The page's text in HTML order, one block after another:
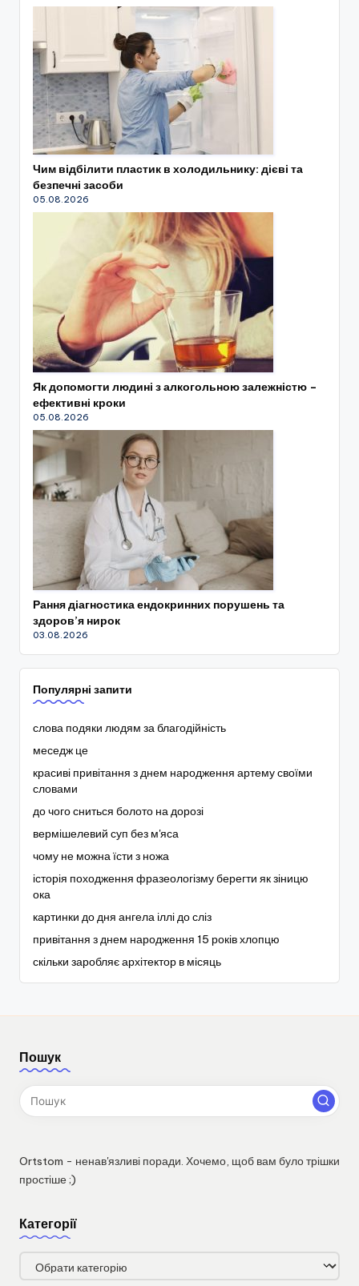
Чим відбілити пластик в холодильнику: дієві та
безпечні засоби
05.08.2026
Як допомогти людині з алкогольною залежністю –
ефективні кроки
05.08.2026
Рання діагностика ендокринних порушень та
здоров’я нирок
03.08.2026
Популярні запити
слова подяки людям за благодійність
меседж це
красиві привітання з днем народження артему своїми
словами
до чого сниться болото на дорозі
вермішелевий суп без м'яса
чому не можна їсти з ножа
історія походження фразеологізму берегти як зіницю
ока
картинки до дня ангела іллі до сліз
привітання з днем народження 15 років хлопцю
скільки заробляє архітектор в місяць
Пошук
Ortstom - ненав'язливі поради. Хочемо, щоб вам було трішки
простіше ;)
Категорії
Категорії